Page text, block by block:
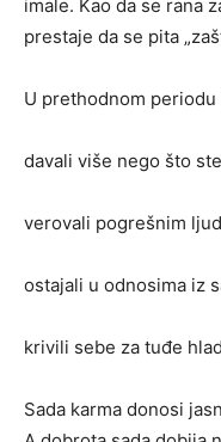
imale. Kao da se rana
prestaje da se pita
U prethodnom periodu
davali više nego što
verovali pogrešnim
ostajali u odnosima iz
krivili sebe za tuđe
Sada karma donosi